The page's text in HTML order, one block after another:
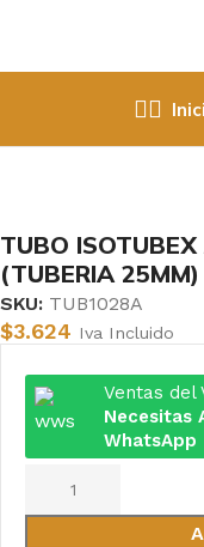
Aislante
TUBO
(TUBERIA 25MM)
SKU: TUB1028A
$3.624 Iva Incluido
Ventas del
Necesitas
WhatsApp